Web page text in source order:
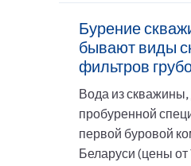
Бурение
бывают виды
фильтров
Вода из
пробуренной
первой буровой
Беларуси (цены от